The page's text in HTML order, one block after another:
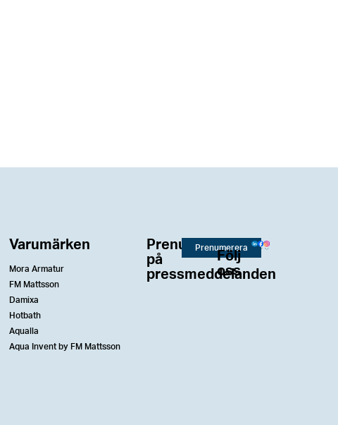
Varumärken
Mora Armatur
FM Mattsson
Damixa
Hotbath
Aqualla
Aqua Invent by FM Mattsson
Prenumerera
på
pressmeddelanden
Prenumerera
Följ
oss